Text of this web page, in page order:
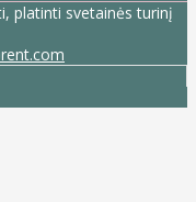
platinti svetainės turinį